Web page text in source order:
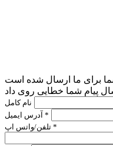
نام کامل
آدرس ایمیل *
تلفن/واتس اپ *